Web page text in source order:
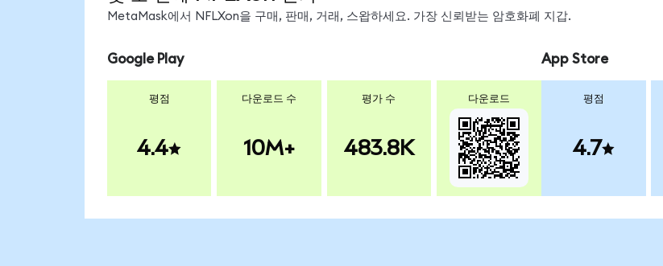
MetaMask에서 NFLXon을 구매, 판매, 거래, 스왑하세요. 가장 신뢰받는 암호화폐 지갑.
Google Play
평점
4.4
다운로드 수
10M+
평가 수
483.8K
다운로드
App Store
평점
4.7